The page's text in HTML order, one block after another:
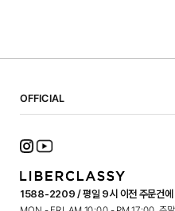
OFFICIAL
SHOPPING GUIDE
TERMS OF USE
PRIVACY POLICY
1588-2209 / 평일 9시 이전 주문건에